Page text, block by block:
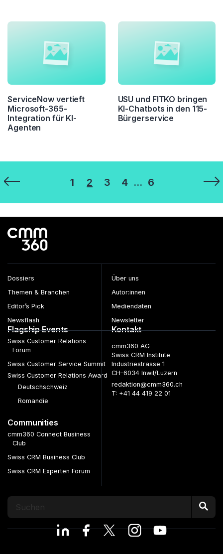
ServiceNow vertieft
Microsoft-365-
Integration für KI-
Agenten
USU und FITKO bringen
KI-Chatbots in den 115-
Bürgerservice
Seitennummerierung
der
Beiträge
1 2 3 4 … 6
Dossiers
Themen & Branchen
Editor’s Pick
Newsflash
Über uns
Autor:innen
Mediendaten
Newsletter
Flagship Events
Swiss Customer Relations
Forum
Swiss Customer Service Summit
Swiss Customer Relations Award
Deutschschweiz
Romandie
Communities
cmm360 Connect Business
Club
Swiss CRM Business Club
Swiss CRM Experten Forum
Kontakt
cmm360 AG
Swiss CRM Institute
Industriestrasse 1
CH–6034 Inwil/Luzern
redaktion@cmm360.ch
T: +41 44 419 22 01